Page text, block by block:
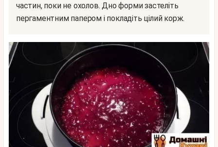
частин, поки не охолов. Дно форми застеліть
пергаментним папером і покладіть цілий корж.